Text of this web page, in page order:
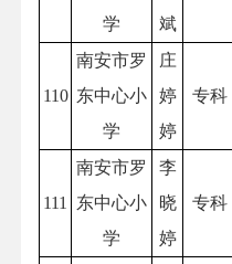
学
斌
110
南安市罗
东中心小
学
庄
婷
婷
专科
111
南安市罗
东中心小
学
李
晓
婷
专科